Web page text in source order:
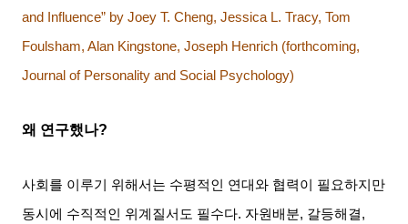
and Influence” by Joey T. Cheng, Jessica L. Tracy, Tom
Foulsham, Alan Kingstone, Joseph Henrich (forthcoming,
Journal of Personality and Social Psychology)
왜 연구했나?
사회를 이루기 위해서는 수평적인 연대와 협력이 필요하지만
동시에 수직적인 위계질서도 필수다. 자원배분, 갈등해결,